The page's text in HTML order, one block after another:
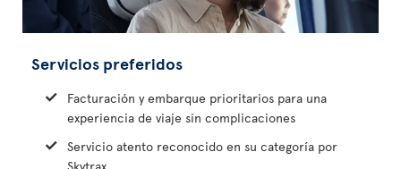
Servicios preferidos
Facturación y embarque prioritarios para una
experiencia de viaje sin complicaciones
Servicio atento reconocido en su categoría por